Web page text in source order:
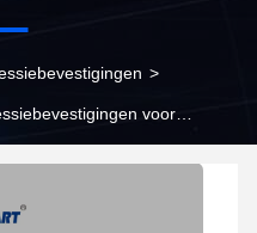
>
voor